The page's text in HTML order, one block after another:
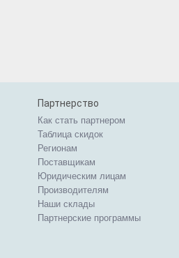
Партнерство
Как стать партнером
Таблица скидок
Регионам
Поставщикам
Юридическим лицам
Производителям
Наши склады
Партнерские программы